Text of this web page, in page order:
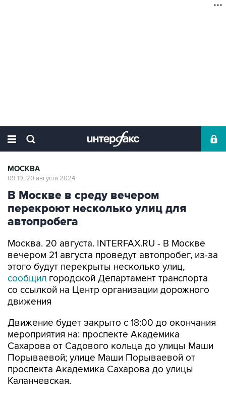
МОСКВА
09:19, 20 августа 2024
В Москве в среду вечером
перекроют несколько улиц для
автопробега
Москва. 20 августа. INTERFAX.RU - В Москве
вечером 21 августа проведут автопробег, из-за
этого будут перекрыты несколько улиц,
сообщил городской Департамент транспорта
со ссылкой на Центр организации дорожного
движения
Движение будет закрыто с 18:00 до окончания
мероприятия на: проспекте Академика
Сахарова от Садового кольца до улицы Маши
Порываевой; улице Маши Порываевой от
проспекта Академика Сахарова до улицы
Каланчевская.